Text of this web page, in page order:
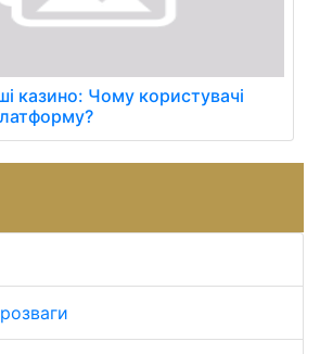
казино: Чому користувачі